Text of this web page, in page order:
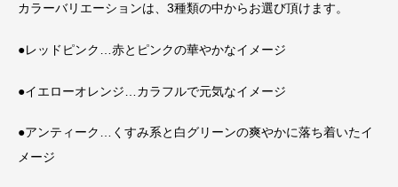
カラーバリエーションは、3種類の中からお選び頂けます。
●レッドピンク…赤とピンクの華やかなイメージ
●イエローオレンジ…カラフルで元気なイメージ
●アンティーク…くすみ系と白グリーンの爽やかに落ち着いたイ
メージ